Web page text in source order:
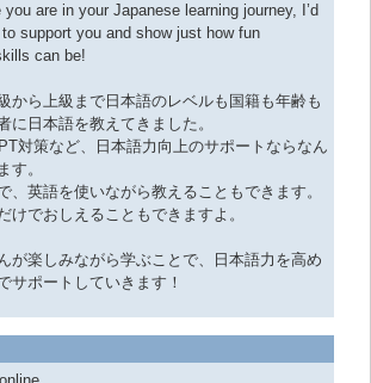
you are in your Japanese learning journey, I’d
support you and show just how fun
can be!
から上級まで日本語のレベルも国籍も年齢も
に日本語を教えてきました。
対策など、日本語力向上のサポートならなん
す。
、英語を使いながら教えることもできます。
けでおしえることもできますよ。
が楽しみながら学ぶことで、日本語力を高め
サポートしていきます！